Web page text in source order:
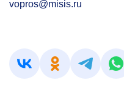
vopros@misis.ru